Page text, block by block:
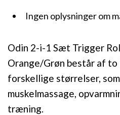
Odin 2-i-1 Sæt Trigger
Orange/Grøn består af to
forskellige størrelser,
muskelmassage,
træning.
Ingen oplysninger om